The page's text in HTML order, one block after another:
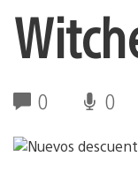
0 0